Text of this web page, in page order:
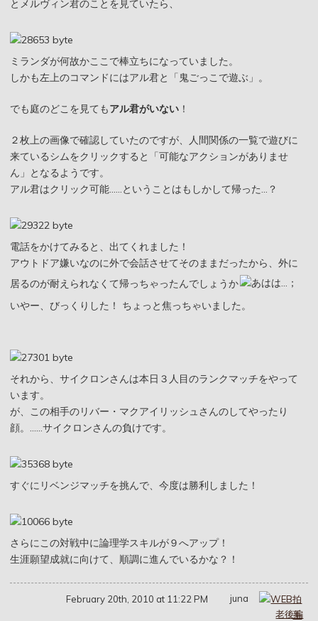
とメルヴィン君のことを見ていたら、
ミランダが何故かここで棒立ちになっていました。
しかも左上のコマンドにはアル君と「鬼ごっこで遊ぶ」。
でも庭のどこを見てもアル君がいない ！
２枚上の画像で確認していたのですが、人間関係の一覧で遊びに
来ているシムをクリックすると「可能なアクションがありませ
ん」となるようです。
アル君はクリック可能……ということはもしかして帰った…？
電話をかけてみると、出てくれました！
アウトドア嫌いなのに外で会話させてそのままだったから、外に
居るのが耐えられなくて帰っちゃったんでしょうか
いやー、びっくりした！ ちょっと焦っちゃいました。
それから、サイクロンさんは本日３人目のランクマッチをやって
います。
が、この相手のリバー・マクアイリッシュさんのしてやったり
顔。……サイクロンさんの負けです。
すぐにリベンジマッチを挑んで、今度は勝利しました！
さらにこの対戦中に論理学スキルが９へアップ！
生涯願望成就に向けて、順調に進んでいるかな？！
February 20th, 2010 at 11:22 PM
juna
老後編